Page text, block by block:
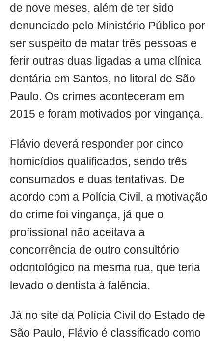
de nove meses, além de ter sido
denunciado pelo Ministério Público por
ser suspeito de matar três pessoas e
ferir outras duas ligadas a uma clínica
dentária em Santos, no litoral de São
Paulo. Os crimes aconteceram em
2015 e foram motivados por vingança.
Flávio deverá responder por cinco
homicídios qualificados, sendo três
consumados e duas tentativas. De
acordo com a Polícia Civil, a motivação
do crime foi vingança, já que o
profissional não aceitava a
concorrência de outro consultório
odontológico na mesma rua, que teria
levado o dentista à falência.
Já no site da Polícia Civil do Estado de
São Paulo, Flávio é classificado como